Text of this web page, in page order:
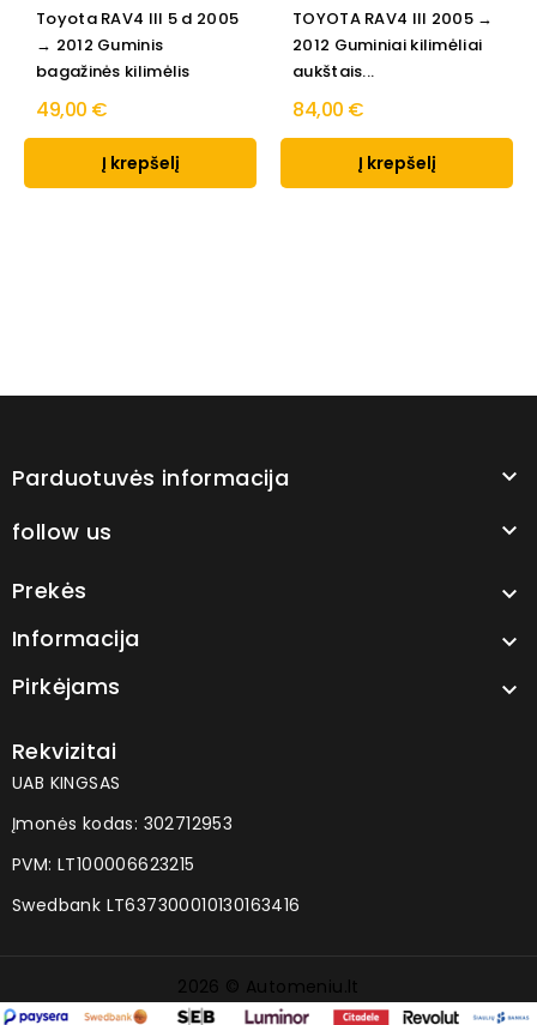
Toyota RAV4 III 5 d 2005
→ 2012 Guminis
bagažinės kilimėlis
49,00 €
Į krepšelį
TOYOTA RAV4 III 2005 →
2012 Guminiai kilimėliai
aukštais...
84,00 €
Į krepšelį
Parduotuvės informacija 
follow us 
Prekės 
Informacija 
Pirkėjams 
Rekvizitai
UAB KINGSAS
Įmonės kodas: 302712953
PVM: LT100006623215
Swedbank LT637300010130163416
2026 © Automeniu.lt